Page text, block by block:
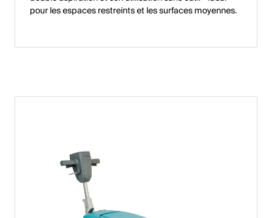
pour les espaces restreints et les surfaces moyennes.